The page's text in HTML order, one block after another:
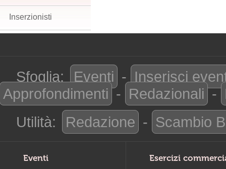
Inserzionisti
Sfoglia: Eventi - Inserisci
Approfondimenti - Redazionali -
Utilità:
Redazione - Scambio
Eventi Esercizi